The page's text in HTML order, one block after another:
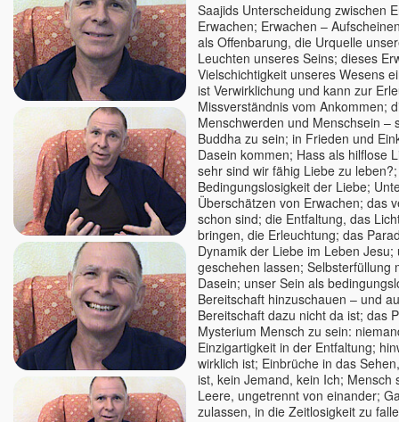
Saajids Unterscheidung zwischen
Erwachen; Erwachen –
als Offenbarung, die Urquelle
Leuchten unseres Seins; dieses
Vielschichtigkeit unseres Wesens
ist Verwirklichung und kann zur
Missverständnis vom Ankommen;
Menschwerden und Menschsein –
Buddha zu sein; in Frieden und
Dasein kommen; Hass als hilflose
sehr sind wir fähig Liebe zu
Bedingungslosigkeit der Liebe;
Überschätzen von Erwachen; das
schon sind; die Entfaltung, das
bringen, die Erleuchtung; das
Dynamik der Liebe im Leben
geschehen lassen; Selbsterfüllung
Dasein; unser Sein als
Bereitschaft hinzuschauen – und
Bereitschaft dazu nicht da ist; das
Mysterium Mensch zu sein:
Einzigartigkeit in der Entfaltung;
wirklich ist; Einbrüche in das
ist, kein Jemand, kein Ich; Mensch
Leere, ungetrennt von einander;
zulassen, in die Zeitlosigkeit zu